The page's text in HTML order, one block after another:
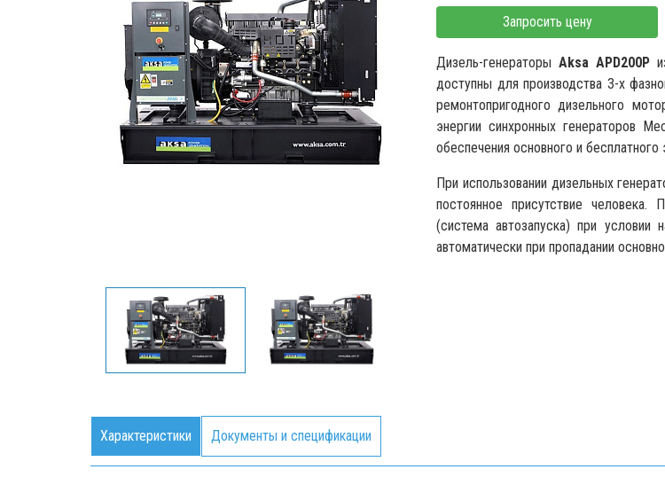
Запросить цену
Дизель-генераторы Aksa APD200P
доступны для производства 3-х
ремонтопригодного дизельного
энергии синхронных генераторов
обеспечения основного и
При использовании дизельных
постоянное присутствие человека.
(система автозапуска) при условии
автоматически при пропадании
Характеристики Документы и спецификации